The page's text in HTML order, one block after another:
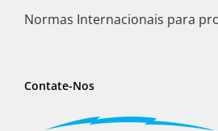
Normas Internacionais para
Contate-Nos